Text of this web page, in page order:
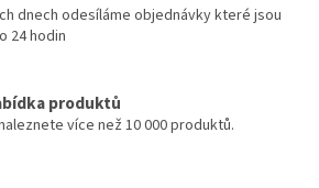
dnech odesíláme objednávky které jsou
24 hodin
produktů
více než 10 000 produktů.